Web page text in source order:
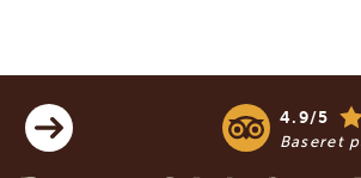
4.9/5
Baseret